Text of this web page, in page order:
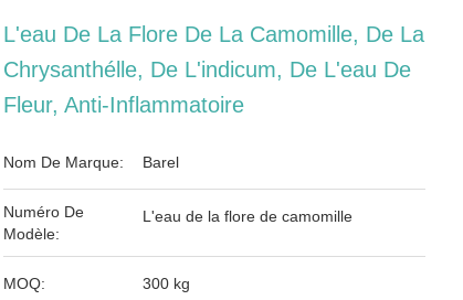
L'eau De La Flore De La Camomille, De La
Chrysanthélle, De L'indicum, De L'eau De
Fleur, Anti-Inflammatoire
Nom De Marque: Barel
Numéro De
Modèle:
L'eau de la flore de camomille
MOQ: 300 kg